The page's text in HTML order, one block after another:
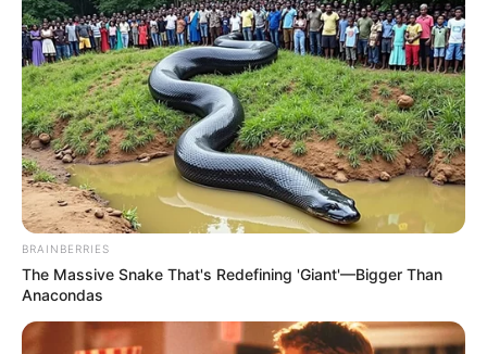
BRAINBERRIES
The Massive Snake That's Redefining 'Giant'—Bigger Than
Anacondas